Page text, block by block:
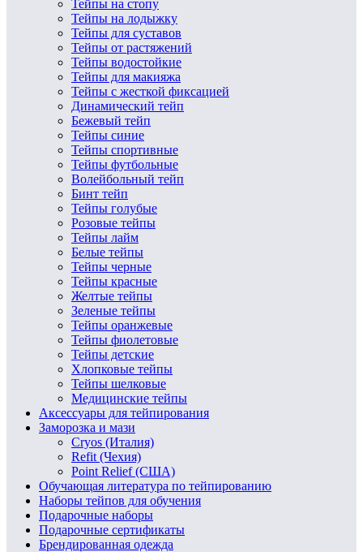
Тейпы на стопу
Тейпы на лодыжку
Тейпы для суставов
Тейпы от растяжений
Тейпы водостойкие
Тейпы для макияжа
Тейпы с жесткой фиксацией
Динамический тейп
Бежевый тейп
Тейпы синие
Тейпы спортивные
Тейпы футбольные
Волейбольный тейп
Бинт тейп
Тейпы голубые
Розовые тейпы
Тейпы лайм
Белые тейпы
Тейпы черные
Тейпы красные
Желтые тейпы
Зеленые тейпы
Тейпы оранжевые
Тейпы фиолетовые
Тейпы детские
Хлопковые тейпы
Тейпы шелковые
Медицинские тейпы
Аксессуары для тейпирования
Заморозка и мази
Cryos (Италия)
Refit (Чехия)
Point Relief (США)
Обучающая литература по тейпированию
Наборы тейпов для обучения
Подарочные наборы
Подарочные сертификаты
Брендированная одежда